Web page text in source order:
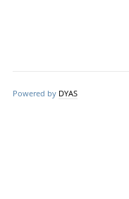
Powered by DYAS